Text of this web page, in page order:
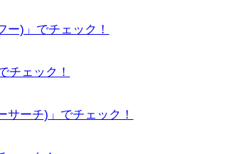
ー)」でチェック！
チェック！
サーチ)」でチェック！